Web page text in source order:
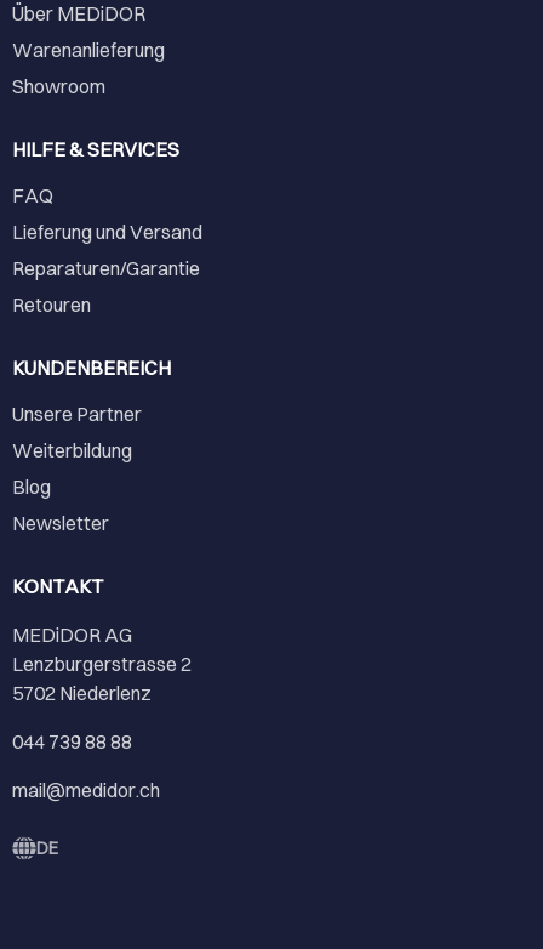
Über MEDiDOR
Warenanlieferung
Showroom
HILFE & SERVICES
FAQ
Lieferung und Versand
Reparaturen/Garantie
Retouren
KUNDENBEREICH
Unsere Partner
Weiterbildung
Blog
Newsletter
KONTAKT
MEDiDOR AG
Lenzburgerstrasse 2
5702 Niederlenz
044 739 88 88
mail@medidor.ch
DE